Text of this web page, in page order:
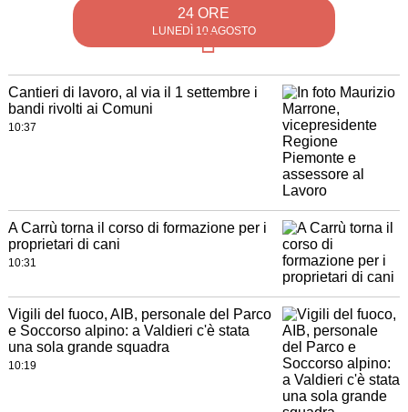
24 ORE
LUNEDÌ 10 AGOSTO
Cantieri di lavoro, al via il 1 settembre i
bandi rivolti ai Comuni
10:37
A Carrù torna il corso di formazione per i
proprietari di cani
10:31
Vigili del fuoco, AIB, personale del Parco
e Soccorso alpino: a Valdieri c'è stata
una sola grande squadra
10:19